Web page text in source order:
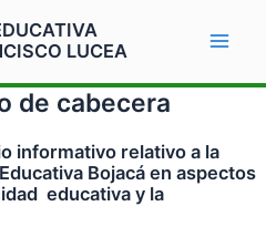
LUCEA
de cabecera
informativo relativo a la
Bojacá en aspectos
educativa y la